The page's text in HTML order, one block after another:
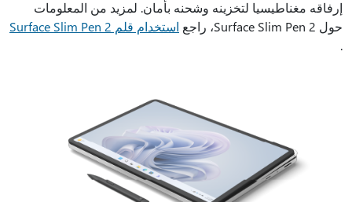
إرفاقه مغناطيسيا لتخزينه وشحنه بأمان. لمزيد من المعلومات
حول Surface Slim Pen 2، راجع
استخدام قلم Surface Slim Pen 2
.